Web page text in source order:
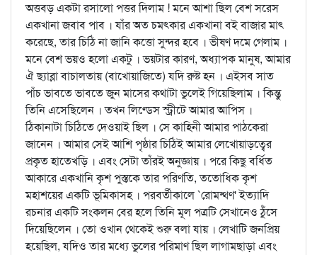
অত্তবড় একটা রসালো পত্তর দিলাম ! মনে আশা ছিল বেশ সরেস
একখানা জবাব পাব । যাঁর অত চমত্কার একখানা বই বাজার মাৎ
করেছে, তার চিঠি না জানি কত্তো সুন্দর হবে । ভীষণ দমে গেলাম ।
মনে বেশ ভয়ও হলো একটু । ভয়টার কারণ, অধ্যাপক মানুষ, আমার
ঐ ছ্যাব্লা বাচালতায় (বাখোয়াজিতে) যদি রুষ্ট হন । এইসব সাত
পাঁচ ভাবতে ভাবতে জুন মাসের কথাটা ভুলেই গিয়েছিলাম । কিন্তু
তিনি এসেছিলেন । তখন লিণ্ড্সে স্ট্রীটে আমার আপিস ।
ঠিকানাটা চিঠিতে দেওয়াই ছিল । সে কাহিনী আমার পাঠকেরা
জানেন । আমার সেই আশি পৃষ্ঠার চিঠিই আমার লেখোয়াড়ত্বের
প্রকৃত হাতেখড়ি । এবং সেটা তাঁরই অনুজ্ঞায় । পরে কিছু বর্ধিত
আকারে একখানি কৃশ পুস্তকে তার পরিণতি, ততোধিক কৃশ
মহাশয়ের একটি ভূমিকাসহ । পরবর্তীকালে `রোমন্থণ' ইত্যাদি
রচনার একটি সংকলন বের হলে তিনি মূল পত্রটি সেখানেও ঠুঁসে
দিয়েছিলেন । তো ওখান থেকেই শুরু বলা যায় । লেখাটি জনপ্রিয়
হয়েছিল, যদিও তার মধ্যে ভুলের পরিমাণ ছিল লাগামছাড়া এবং